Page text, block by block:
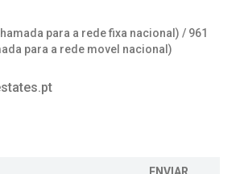
para a rede fixa nacional) / 961
para a rede movel nacional)